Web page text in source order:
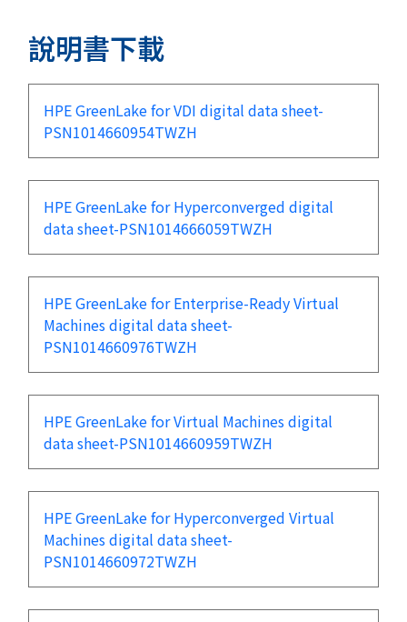
說明書下載
HPE GreenLake for VDI digital data sheet-
PSN1014660954TWZH
HPE GreenLake for Hyperconverged digital
data sheet-PSN1014666059TWZH
HPE GreenLake for Enterprise-Ready Virtual
Machines digital data sheet-
PSN1014660976TWZH
HPE GreenLake for Virtual Machines digital
data sheet-PSN1014660959TWZH
HPE GreenLake for Hyperconverged Virtual
Machines digital data sheet-
PSN1014660972TWZH